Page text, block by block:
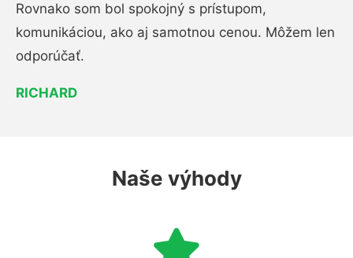
Rovnako som bol spokojný s prístupom,
komunikáciou, ako aj samotnou cenou. Môžem len
odporúčať.
RICHARD
Naše výhody